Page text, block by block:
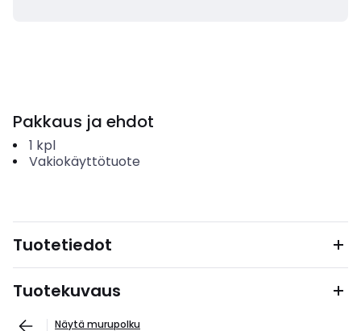
Pakkaus ja ehdot
1 kpl
Vakiokäyttötuote
Tuotetiedot
Tuotekuvaus
Näytä murupolku